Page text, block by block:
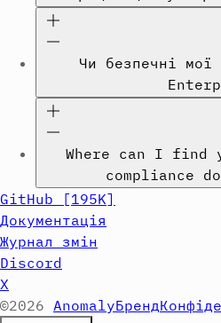
Чи безпечні мої
Where can I find
compliance
GitHub
[195K]
Документація
Журнал змін
Discord
X
©2026 AnomalyБренд